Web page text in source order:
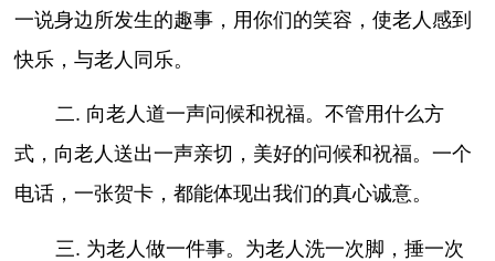
一说身边所发生的趣事，用你们的笑容，使老人感到
快乐，与老人同乐。
二. 向老人道一声问候和祝福。不管用什么方
式，向老人送出一声亲切，美好的问候和祝福。一个
电话，一张贺卡，都能体现出我们的真心诚意。
三. 为老人做一件事。为老人洗一次脚，捶一次